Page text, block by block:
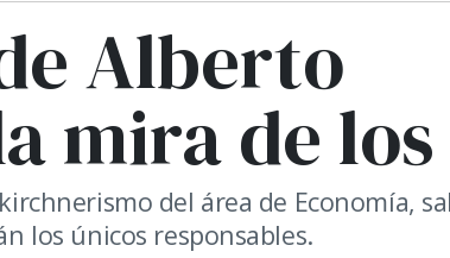
Alberto
mira de
del área de Economía,
los únicos responsables.